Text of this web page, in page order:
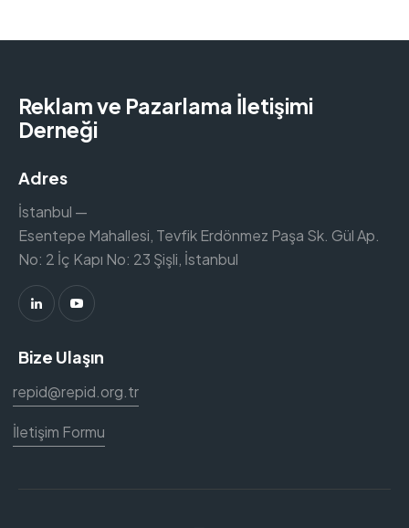
Reklam ve Pazarlama İletişimi
Derneği
Adres
İstanbul —
Esentepe Mahallesi, Tevfik Erdönmez Paşa Sk. Gül Ap.
No: 2 İç Kapı No: 23 Şişli, İstanbul
Bize Ulaşın
repid@repid.org.tr
İletişim Formu